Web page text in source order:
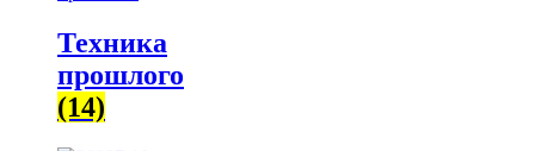
Техника
прошлого
(14)